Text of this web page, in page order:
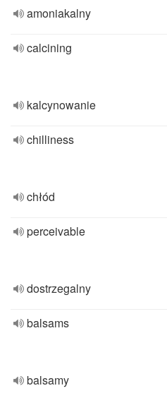
amoniakalny
calcining
kalcynowanie
chilliness
chłód
perceivable
dostrzegalny
balsams
balsamy